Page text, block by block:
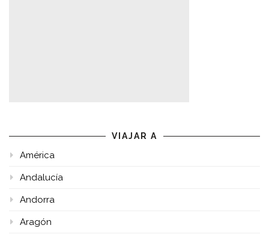
VIAJAR A
América
Andalucía
Andorra
Aragón